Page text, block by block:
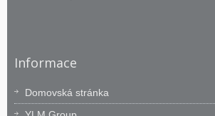
Informace
Domovská stránka